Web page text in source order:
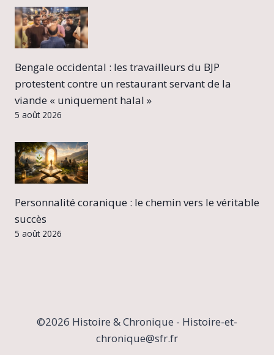
Bengale occidental : les travailleurs du BJP
protestent contre un restaurant servant de la
viande « uniquement halal »
5 août 2026
Personnalité coranique : le chemin vers le véritable
succès
5 août 2026
©2026 Histoire & Chronique - Histoire-et-
chronique@sfr.fr